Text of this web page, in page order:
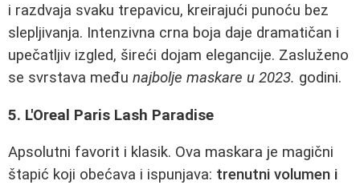
i razdvaja svaku trepavicu, kreirajući punoću bez
slepljivanja. Intenzivna crna boja daje dramatičan i
upečatljiv izgled, šireći dojam elegancije. Zasluženo
se svrstava među najbolje maskare u 2023. godini.
5. L'Oreal Paris Lash Paradise
Apsolutni favorit i klasik. Ova maskara je magični
štapić koji obećava i ispunjava: trenutni volumen i